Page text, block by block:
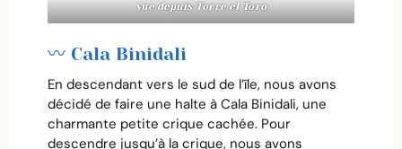
vue depuis Torre el Toro
〰️ Cala Binidali
En descendant vers le sud de l’île, nous avons
décidé de faire une halte à Cala Binidali, une
charmante petite crique cachée. Pour
descendre jusqu’à la crique, nous avons